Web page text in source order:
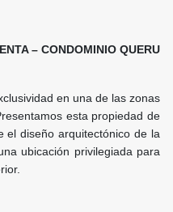
– CONDOMINIO QUERU
en una de las zonas
esta propiedad de
el diseño arquitectónico de la
ubicación privilegiada para